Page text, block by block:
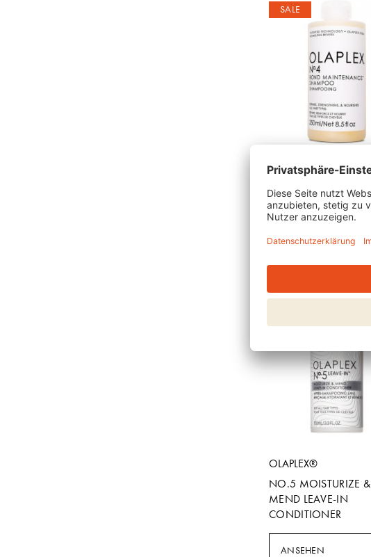
SALE
OLAPLEX®
NO.4 BOND
MAINTENANCE™
SHAMPOO
OLAPLEX®
NO.5 MOISTURIZE &
MEND LEAVE-IN
CONDITIONER
ANSEHEN